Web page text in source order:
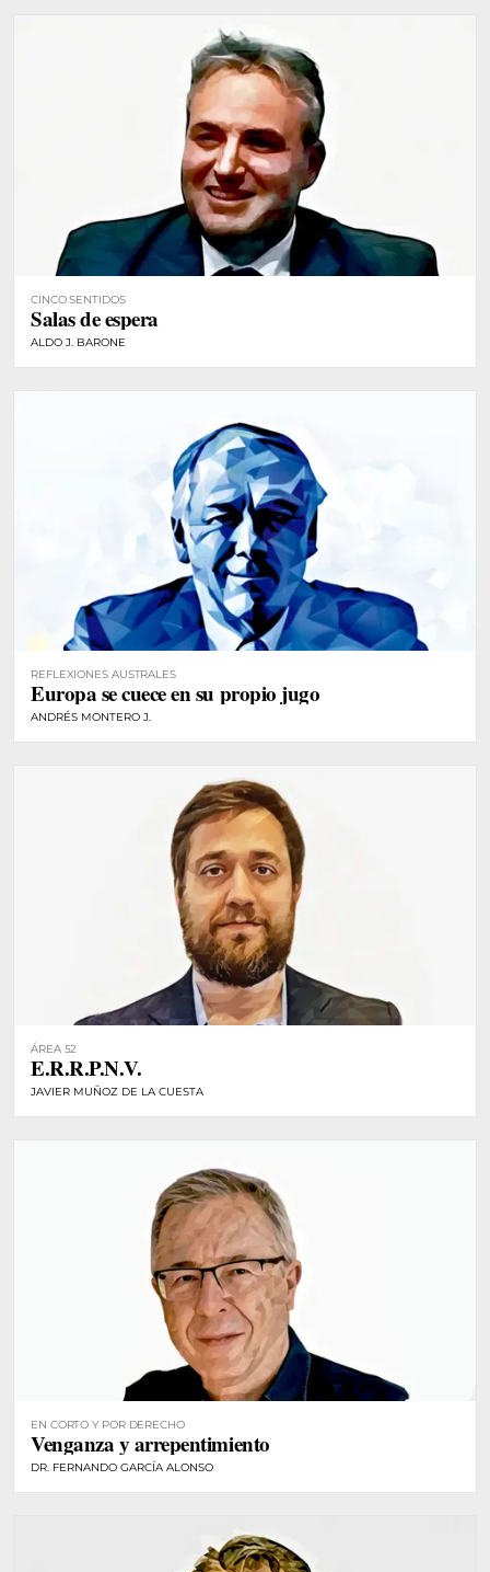
CINCO SENTIDOS
Salas de espera
ALDO J. BARONE
REFLEXIONES AUSTRALES
Europa se cuece en su propio jugo
ANDRÉS MONTERO J.
ÁREA 52
E.R.R.P.N.V.
JAVIER MUÑOZ DE LA CUESTA
EN CORTO Y POR DERECHO
Venganza y arrepentimiento
DR. FERNANDO GARCÍA ALONSO